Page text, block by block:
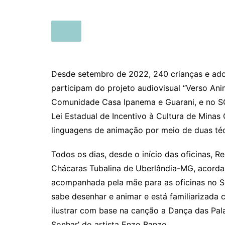
Desde setembro de 2022, 240 crianças e
participam do projeto audiovisual “Verso
Comunidade Casa Ipanema e Guarani, e no
Lei Estadual de Incentivo à Cultura de
linguagens de animação por meio de duas
Todos os dias, desde o início das oficinas,
Chácaras Tubalina de Uberlândia-MG,
acompanhada pela mãe para as oficinas no
sabe desenhar e animar e está familiarizada
ilustrar com base na canção a Dança das